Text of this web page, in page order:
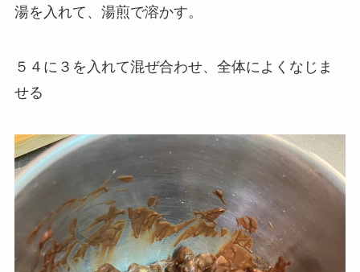
湯を入れて、湯煎で溶かす。
５４に３を入れて混ぜ合わせ、全体によくなじま
せる